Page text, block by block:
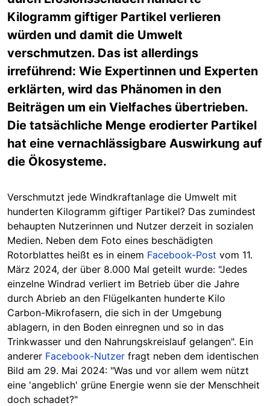
Kilogramm giftiger Partikel verlieren
würden und damit die Umwelt
verschmutzen. Das ist allerdings
irreführend: Wie Expertinnen und Experten
erklärten, wird das Phänomen in den
Beiträgen um ein Vielfaches übertrieben.
Die tatsächliche Menge erodierter Partikel
hat eine vernachlässigbare Auswirkung auf
die Ökosysteme.
Verschmutzt jede Windkraftanlage die Umwelt mit
hunderten Kilogramm giftiger Partikel? Das zumindest
behaupten Nutzerinnen und Nutzer derzeit in sozialen
Medien. Neben dem Foto eines beschädigten
Rotorblattes heißt es in einem Facebook-Post vom 11.
März 2024, der über 8.000 Mal geteilt wurde: "Jedes
einzelne Windrad verliert im Betrieb über die Jahre
durch Abrieb an den Flügelkanten hunderte Kilo
Carbon-Mikrofasern, die sich in der Umgebung
ablagern, in den Boden einregnen und so in das
Trinkwasser und den Nahrungskreislauf gelangen". Ein
anderer Facebook-Nutzer fragt neben dem identischen
Bild am 29. Mai 2024: "Was und vor allem wem nützt
eine 'angeblich' grüne Energie wenn sie der Menschheit
doch schadet?"